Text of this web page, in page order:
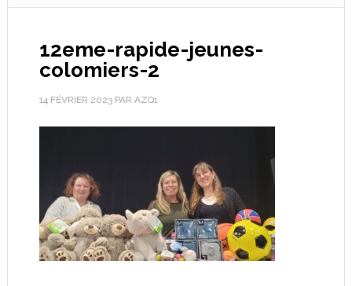
12eme-rapide-jeunes-
colomiers-2
14 FÉVRIER 2023PAR AZQ1